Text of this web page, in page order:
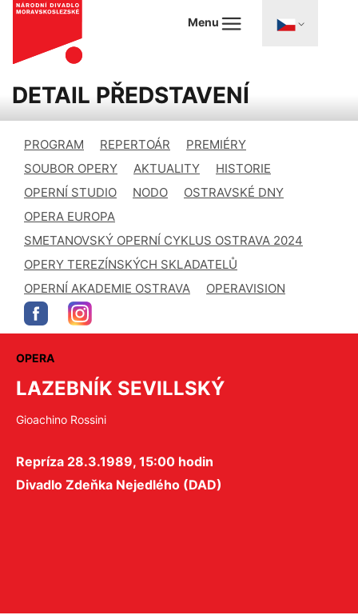
Menu
DETAIL PŘEDSTAVENÍ
PROGRAM REPERTOÁR
PREMIÉRY
SOUBOR OPERY
AKTUALITY
HISTORIE
OPERNÍ STUDIO
NODO
OSTRAVSKÉ DNY
OPERA EUROPA
SMETANOVSKÝ OPERNÍ CYKLUS OSTRAVA 2024
OPERY TEREZÍNSKÝCH SKLADATELŮ
OPERNÍ AKADEMIE OSTRAVA
OPERAVISION
OPERA
LAZEBNÍK SEVILLSKÝ
Gioachino Rossini
Repríza 28.3.1989, 15:00 hodin
Divadlo Zdeňka Nejedlého (DAD)